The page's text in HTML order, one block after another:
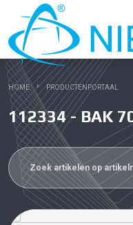
HOME PRODUCTENPORTAAL
112334 - BAK